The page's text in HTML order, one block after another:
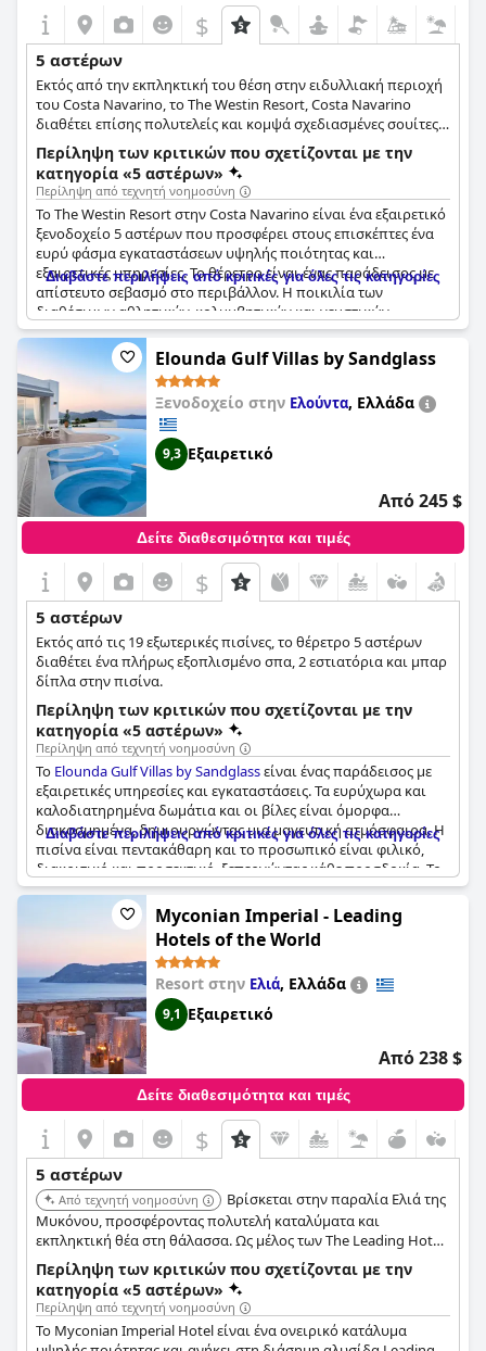
$
5 αστέρων
Εκτός από την εκπληκτική του θέση στην ειδυλλιακή περιοχή
του Costa Navarino, το The Westin Resort, Costa Navarino
διαθέτει επίσης πολυτελείς και κομψά σχεδιασμένες σουίτες,
μία μεγάλη εξωτερική πισίνα, αναζωογονητικές
εγκαταστάσεις σπα, γήπεδα γκολφ και εξαιρετική
εξυπηρέτηση, καθιστώντας το ένα από τα καλύτερα
ξενοδοχεία 5 αστέρων.
Περίληψη των κριτικών που σχετίζονται με την
κατηγορία «5 αστέρων»
Περίληψη από τεχνητή νοημοσύνη
Το The Westin Resort στην Costa Navarino είναι ένα εξαιρετικό
ξενοδοχείο 5 αστέρων που προσφέρει στους επισκέπτες ένα
ευρύ φάσμα εγκαταστάσεων υψηλής ποιότητας και
εξαιρετικές υπηρεσίες. Το θέρετρο είναι ένας παράδεισος με
απίστευτο σεβασμό στο περιβάλλον. Η ποικιλία των
διαθέσιμων αθλητικών, κολυμβητικών και γευστικών
επιλογών είναι εντυπωσιακή. Ορισμένοι επισκέπτες βρήκαν
την τιμή υπερβολική, αλλά συνολικά το θέρετρο θεωρείται
εξαιρετική επιλογή. Ενώ ορισμένοι κριτικοί θεώρησαν ότι το
θέρετρο υπολείπεται των προδιαγραφών 5 αστέρων, η
συντριπτική πλειοψηφία θεώρησε ότι η διαμονή τους ήταν
εξαιρετική, καθιστώντας το μια θαυμάσια επιλογή για όσους
αναζητούν μια πολυτελή εμπειρία διακοπών.
Διαβάστε περιλήψεις από κριτικές για όλες τις κατηγορίες
Elounda Gulf Villas by Sandglass
Ξενοδοχείο στην Ελούντα, Ελλάδα
9,3 Εξαιρετικό
Από 245 $
Δείτε διαθεσιμότητα και τιμές
$
5 αστέρων
Εκτός από τις 19 εξωτερικές πισίνες, το θέρετρο 5 αστέρων
διαθέτει ένα πλήρως εξοπλισμένο σπα, 2 εστιατόρια και μπαρ
δίπλα στην πισίνα.
Περίληψη των κριτικών που σχετίζονται με την
κατηγορία «5 αστέρων»
Περίληψη από τεχνητή νοημοσύνη
Το Elounda Gulf Villas by Sandglassείναι ένας παράδεισος με
εξαιρετικές υπηρεσίες και εγκαταστάσεις. Τα ευρύχωρα και
καλοδιατηρημένα δωμάτια και οι βίλες είναι όμορφα
διακοσμημένα, δημιουργώντας μια μαγευτική ατμόσφαιρα. Η
πισίνα είναι πεντακάθαρη και το προσωπικό είναι φιλικό,
διακριτικό και προσεκτικό, ξεπερνώντας κάθε προσδοκία. Το
φανταστικό πρωινό, καθώς και το προσφερόμενο δείπνο για
τους νεόνυμφους, είναι μερικές μόνο από τις υψηλής
ποιότητας υπηρεσίες που παρέχονται. Το ξενοδοχείο είναι
ένα επίπεδο πάνω από τα πέντε αστέρια και πραγματικά
εξαιρετικό.
Διαβάστε περιλήψεις από κριτικές για όλες τις κατηγορίες
Myconian Imperial - Leading
Hotels of the World
Resort στην Ελιά, Ελλάδα
9,1 Εξαιρετικό
Από 238 $
Δείτε διαθεσιμότητα και τιμές
$
5 αστέρων
Από τεχνητή νοημοσύνη
Βρίσκεται στην παραλία Ελιά της
Μυκόνου, προσφέροντας πολυτελή καταλύματα και
εκπληκτική θέα στη θάλασσα. Ως μέλος των The Leading Hotels
of the World, παρέχει εξαιρετικές υπηρεσίες και ανέσεις.
Διαθέτει πολλαπλές πισίνες, σπα και ιδιωτική πρόσβαση στην
παραλία.
Περίληψη των κριτικών που σχετίζονται με την
κατηγορία «5 αστέρων»
Περίληψη από τεχνητή νοημοσύνη
Το Myconian Imperial Hotel είναι ένα ονειρικό κατάλυμα